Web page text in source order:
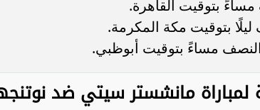
بتوقيت القاهرة.
بتوقيت مكة المكرمة.
مساءً بتوقيت أبوظبي.
لمباراة مانشستر سيتي ضد